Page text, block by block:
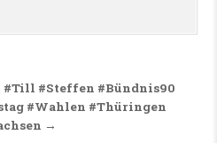
#Steffen #Bündnis90
#Wahlen #Thüringen
→